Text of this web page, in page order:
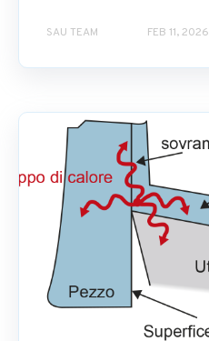
SAU TEAM FEB 11, 2026